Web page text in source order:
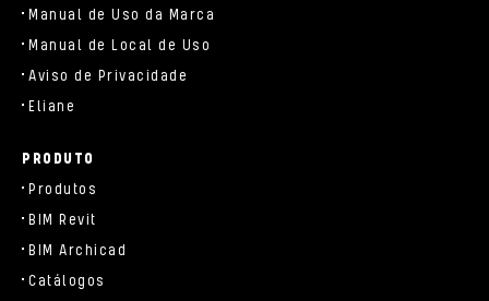
Manual de Uso da Marca
Manual de Local de Uso
Aviso de Privacidade
Eliane
PRODUTO
Produtos
BIM Revit
BIM Archicad
Catálogos